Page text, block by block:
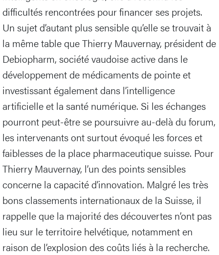
difficultés rencontrées pour financer ses projets.
Un sujet d’autant plus sensible qu’elle se trouvait à
la même table que Thierry Mauvernay, président de
Debiopharm, société vaudoise active dans le
développement de médicaments de pointe et
investissant également dans l’intelligence
artificielle et la santé numérique. Si les échanges
pourront peut-être se poursuivre au-delà du forum,
les intervenants ont surtout évoqué les forces et
faiblesses de la place pharmaceutique suisse. Pour
Thierry Mauvernay, l’un des points sensibles
concerne la capacité d’innovation. Malgré les très
bons classements internationaux de la Suisse, il
rappelle que la majorité des découvertes n’ont pas
lieu sur le territoire helvétique, notamment en
raison de l’explosion des coûts liés à la recherche.